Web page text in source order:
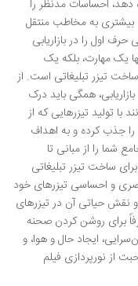
احساسات مدنظر را
بیشتری به مخاطب منتقل
اول را در بازاریابی
یک مهارت، بلکه یک
تیزر تبلیغاتی است. از
همگی باید درک
با تولید تیزرهایی که از
جذب کرده و به اهداف
شما را از مبانی تا
ساخت تیزر تبلیغاتی
و احساسی تیزرهای خود
و نقش حیاتی آن در تیزرهای
برای روشن کردن صحنه
ایجاد حال و هوا، و
از نورپردازی فیلم